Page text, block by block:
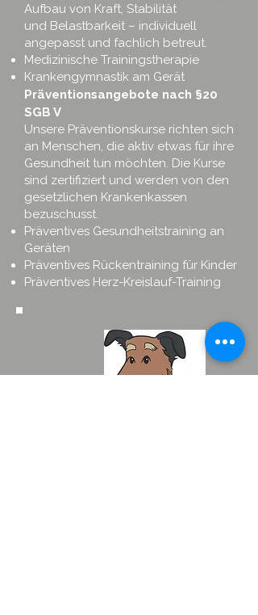
Aufbau von Kraft, Stabilität
und Belastbarkeit – individuell
angepasst und fachlich betreut.
Medizinische Trainingstherapie
Krankengymnastik am Gerät
Präventionsangebote nach §20
SGB V
Unsere Präventionskurse richten sich
an Menschen, die aktiv etwas für ihre
Gesundheit tun möchten. Die Kurse
sind zertifiziert und werden von den
gesetzlichen Krankenkassen
bezuschusst.
Präventives Gesundheitstraining an
Geräten
Präventives Rückentraining für Kinder
Präventives Herz-Kreislauf-Training